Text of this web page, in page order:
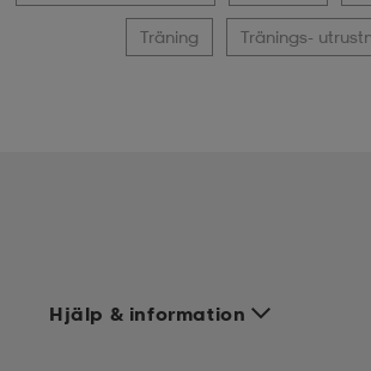
Träning Tränings-
Hjälp & information